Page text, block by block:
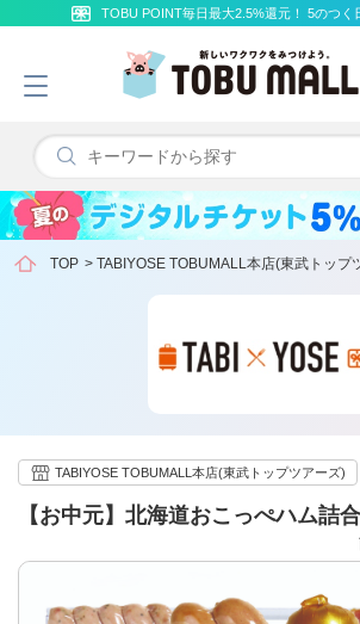
TOBU POINT毎日最大2.5%還元！ 5のつく
TOP > TABIYOSE TOBUMALL本店(東武トップ
【お中元】北海道おこっぺハム詰
TABIYOSE TOBUMALL本店(東武トップツアーズ)